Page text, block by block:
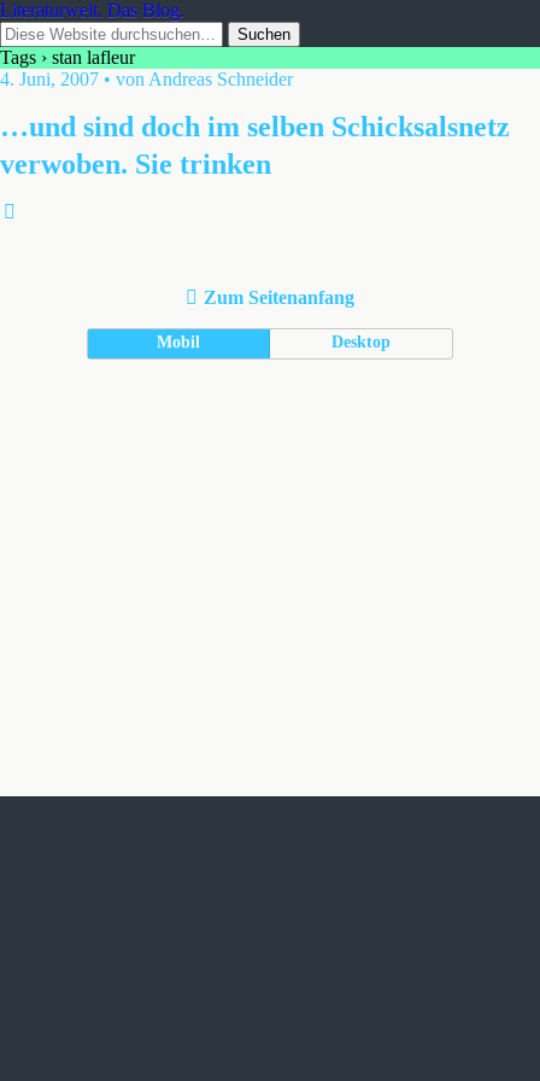
Literaturwelt. Das Blog.
Tags › stan lafleur
4. Juni, 2007 • von Andreas Schneider
…und sind doch im selben Schicksalsnetz
verwoben. Sie trinken
Zum Seitenanfang
Mobil Desktop